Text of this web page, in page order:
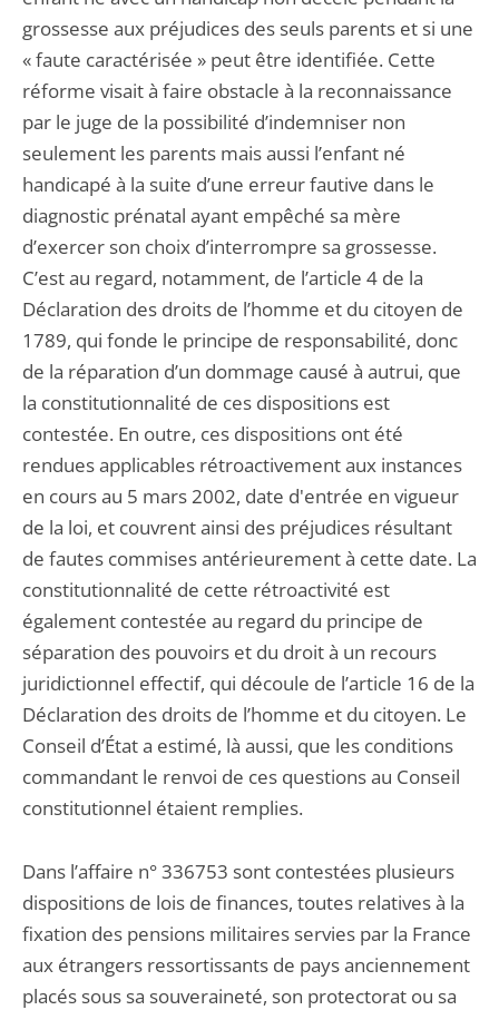
grossesse aux préjudices des seuls parents et si une
« faute caractérisée » peut être identifiée. Cette
réforme visait à faire obstacle à la reconnaissance
par le juge de la possibilité d’indemniser non
seulement les parents mais aussi l’enfant né
handicapé à la suite d’une erreur fautive dans le
diagnostic prénatal ayant empêché sa mère
d’exercer son choix d’interrompre sa grossesse.
C’est au regard, notamment, de l’article 4 de la
Déclaration des droits de l’homme et du citoyen de
1789, qui fonde le principe de responsabilité, donc
de la réparation d’un dommage causé à autrui, que
la constitutionnalité de ces dispositions est
contestée. En outre, ces dispositions ont été
rendues applicables rétroactivement aux instances
en cours au 5 mars 2002, date d'entrée en vigueur
de la loi, et couvrent ainsi des préjudices résultant
de fautes commises antérieurement à cette date. La
constitutionnalité de cette rétroactivité est
également contestée au regard du principe de
séparation des pouvoirs et du droit à un recours
juridictionnel effectif, qui découle de l’article 16 de la
Déclaration des droits de l’homme et du citoyen. Le
Conseil d’État a estimé, là aussi, que les conditions
commandant le renvoi de ces questions au Conseil
constitutionnel étaient remplies.
Dans l’affaire n° 336753 sont contestées plusieurs
dispositions de lois de finances, toutes relatives à la
fixation des pensions militaires servies par la France
aux étrangers ressortissants de pays anciennement
placés sous sa souveraineté, son protectorat ou sa